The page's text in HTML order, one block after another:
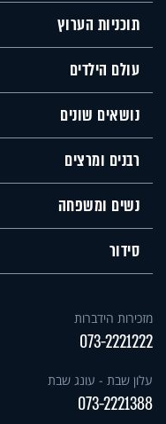
תוכניות הערוץ
עולם הילדים
נושאים שונים
רבנים ומרצים
נשים ומשפחה
סידור
מזכירות הידברות
073-2221222
עלון שבת - עונג שבת
073-2221388